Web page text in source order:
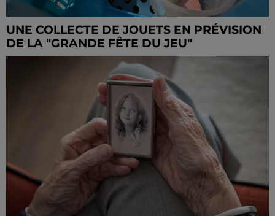
UNE COLLECTE DE JOUETS EN PRÉVISION
DE LA "GRANDE FÊTE DU JEU"